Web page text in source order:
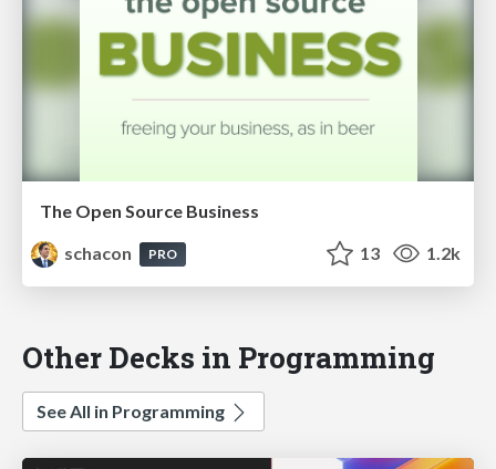
The Open Source Business
schacon
PRO 13 1.2k
Other Decks in Programming
See All in Programming